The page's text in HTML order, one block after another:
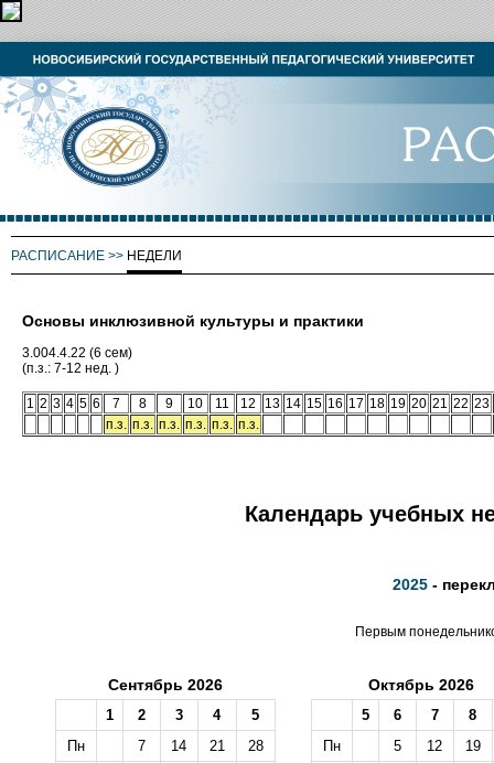
РАСПИСАНИЕ >> НЕДЕЛИ
Основы инклюзивной культуры и практики
3.004.4.22 (6 сем)
(п.з.: 7-12 нед. )
1 2 3 4 5 6 7 8 9 10 11 12 13 14 15 16 17 18 19 20 21 22 23
п.з. п.з. п.з. п.з. п.з. п.з.
Календарь учебных
2025 -
Первым
Сентябрь 2026
1 2 3 4
5
Пн
7 14 21
28
Октябрь 2026
5 6 7
8
Пн
5 12
19